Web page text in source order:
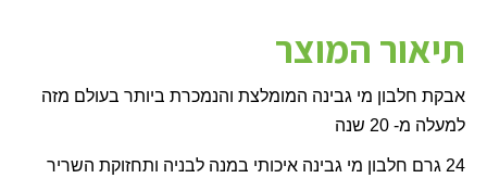
תיאור המוצר
אבקת חלבון מי גבינה המומלצת והנמכרת ביותר בעולם מזה
למעלה מ- 20 שנה
24 גרם חלבון מי גבינה איכותי במנה לבניה ותחזוקת השריר